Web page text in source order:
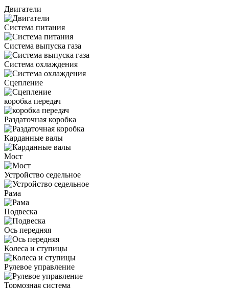
Двигатели
Система питания
Система выпуска газа
Система охлаждения
Сцепление
коробка передач
Раздаточная коробка
Карданные валы
Мост
Устройство седельное
Рама
Подвеска
Ось передняя
Колеса и ступицы
Рулевое управление
Тормозная система